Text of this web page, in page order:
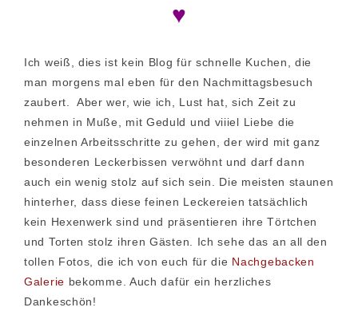
♥
Ich weiß, dies ist kein Blog für schnelle Kuchen, die
man morgens mal eben für den Nachmittagsbesuch
zaubert. Aber wer, wie ich, Lust hat, sich Zeit zu
nehmen in Muße, mit Geduld und viiiel Liebe die
einzelnen Arbeitsschritte zu gehen, der wird mit ganz
besonderen Leckerbissen verwöhnt und darf dann
auch ein wenig stolz auf sich sein. Die meisten staunen
hinterher, dass diese feinen Leckereien tatsächlich
kein Hexenwerk sind und präsentieren ihre Törtchen
und Torten stolz ihren Gästen. Ich sehe das an all den
tollen Fotos, die ich von euch für die Nachgebacken
Galerie bekomme. Auch dafür ein herzliches
Dankeschön!